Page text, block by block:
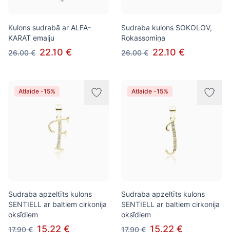
Kulons sudrabā ar ALFA-
KARAT emalju
26.00 € 22.10 €
Sudraba kulons SOKOLOV,
Rokassomiņa
26.00 € 22.10 €
Atlaide -15%
Sudraba apzeltīts kulons
SENTIELL ar baltiem cirkonija
oksīdiem
17.90 € 15.22 €
Atlaide -15%
Sudraba apzeltīts kulons
SENTIELL ar baltiem cirkonija
oksīdiem
17.90 € 15.22 €